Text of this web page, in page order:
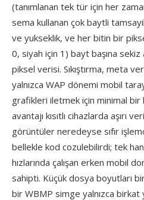
(tanımlanan tek tür için her
sema kullanan çok baytli
ve yukseklik, ve her bitin bir
0, siyah için 1) bayt başına
piksel verisi. Sıkıştırma, meta
yalnızca WAP dönemi mobil
grafikleri iletmek için minimal bir
avantajı kısıtlı cihazlarda aşırı
görüntüler neredeyse sıfır
bellekle kod cozulebilirdi; tek
hızlarında çalışan erken mobil
sahipti. Küçük dosya boyutları
bir WBMP simge yalnızca